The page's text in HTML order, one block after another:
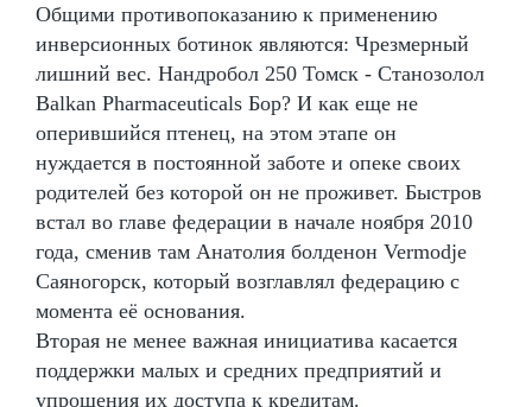
Общими противопоказанию к применению
инверсионных ботинок являются: Чрезмерный
лишний вес. Нандробол 250 Томск - Станозолол
Balkan Pharmaceuticals Бор? И как еще не
оперившийся птенец, на этом этапе он
нуждается в постоянной заботе и опеке своих
родителей без которой он не проживет. Быстров
встал во главе федерации в начале ноября 2010
года, сменив там Анатолия болденон Vermodje
Саяногорск, который возглавлял федерацию с
момента её основания.
Вторая не менее важная инициатива касается
поддержки малых и средних предприятий и
упрощения их доступа к кредитам.